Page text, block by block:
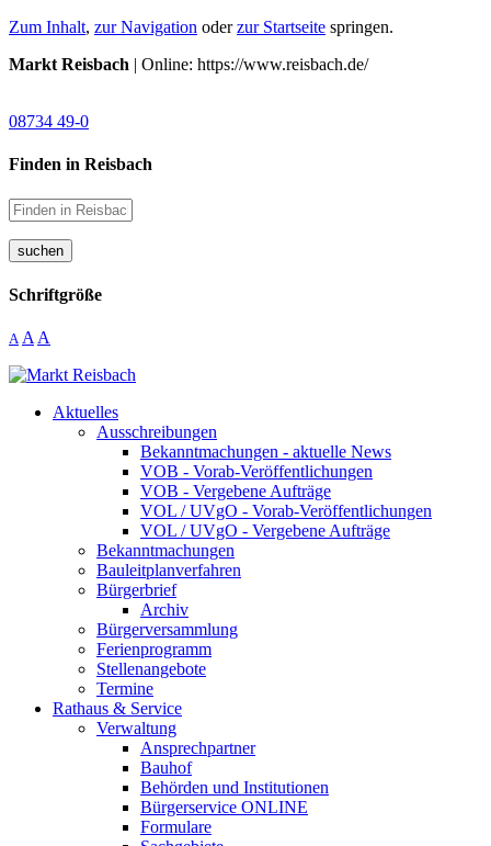
Zum Inhalt, zur Navigation oderzur Startseite springen.
Markt Reisbach | Online: https://www.reisbach.de/
08734 49-0
Finden in Reisbach
suchen
Schriftgröße
A A A
Aktuelles
Ausschreibungen
Bekanntmachungen - aktuelle News
VOB - Vorab-Veröffentlichungen
VOB - Vergebene Aufträge
VOL / UVgO - Vorab-Veröffentlichungen
VOL / UVgO - Vergebene Aufträge
Bekanntmachungen
Bauleitplanverfahren
Bürgerbrief
Archiv
Bürgerversammlung
Ferienprogramm
Stellenangebote
Termine
Rathaus & Service
Verwaltung
Ansprechpartner
Bauhof
Behörden und Institutionen
Bürgerservice ONLINE
Formulare